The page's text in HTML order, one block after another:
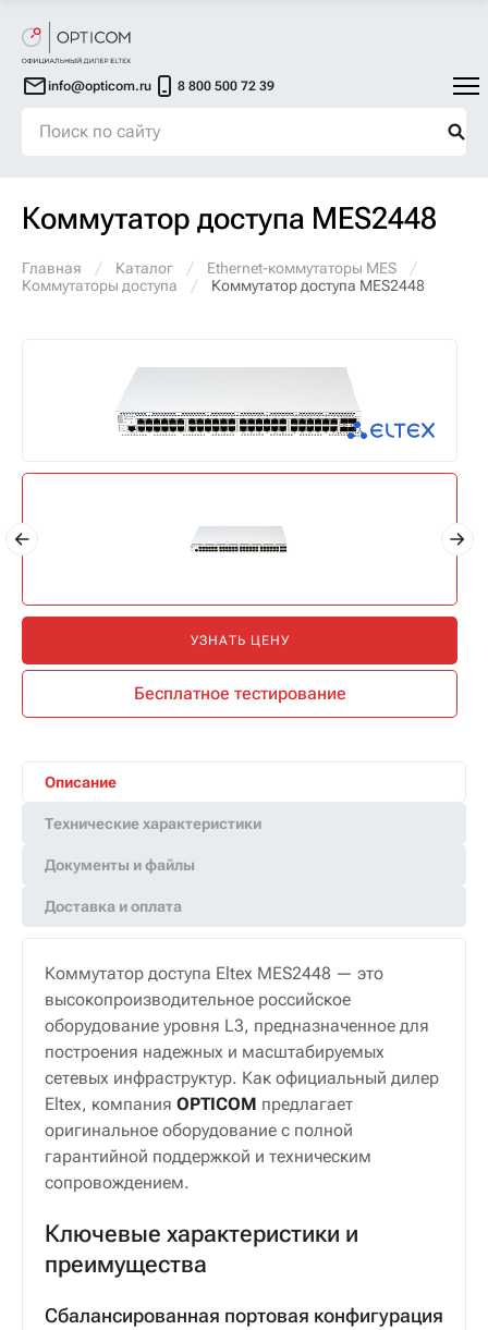
info@opticom.ru 8 800 500 72 39
Коммутатор доступа MES2448
Главная Каталог
Ethernet-коммутаторы MES
Коммутаторы доступа
Коммутатор доступа MES2448
УЗНАТЬ ЦЕНУ
Бесплатное тестирование
Описание
Технические характеристики
Документы и файлы
Доставка и оплата
Коммутатор доступа Eltex MES2448 — это
высокопроизводительное российское
оборудование уровня L3, предназначенное для
построения надежных и масштабируемых
сетевых инфраструктур. Как официальный дилер
Eltex, компания OPTICOM предлагает
оригинальное оборудование с полной
гарантийной поддержкой и техническим
сопровождением.
Ключевые характеристики и
преимущества
Сбалансированная портовая конфигурация